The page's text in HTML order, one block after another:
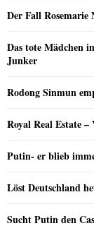
Der Fall
Das tote Mädchen
Junker
Rodong Sinmun
Royal Real Estate
Putin- er blieb
Löst Deutschland
Sucht Putin den